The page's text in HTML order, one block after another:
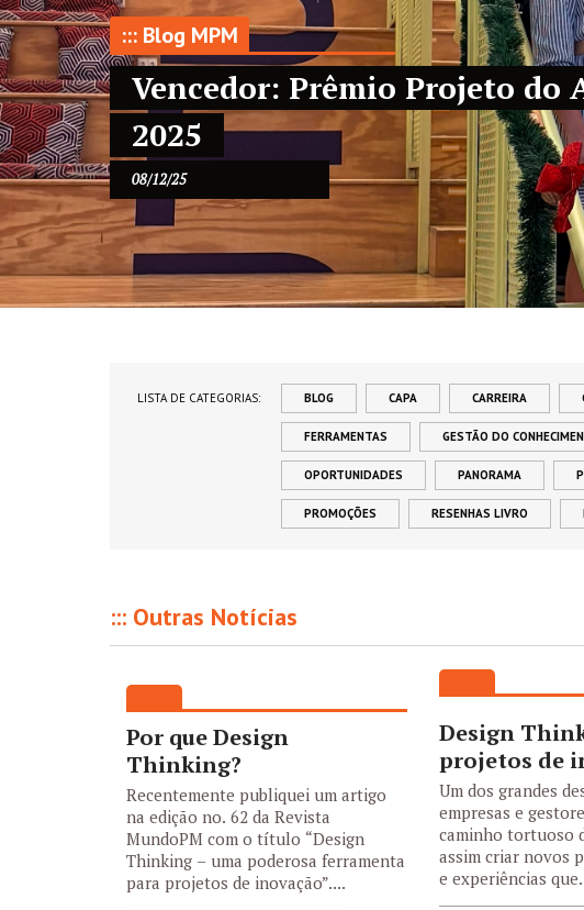
::: Blog MPM
Vencedor: Prêmio Projeto do
2025
08/12/25
LISTA DE CATEGORIAS: BLOG CAPA CARREIRA
FERRAMENTAS GESTÃO DO
OPORTUNIDADES PANORAMA
PROMOÇÕES RESENHAS LIVRO
::: Outras Notícias
Por que Design
Thinking?
Recentemente publiquei um artigo
na edição no. 62 da Revista
MundoPM com o título “Design
Thinking – uma poderosa ferramenta
para projetos de inovação”....
Design
projetos de
Um dos grandes
empresas e
caminho tortuoso
assim criar novos
e experiências